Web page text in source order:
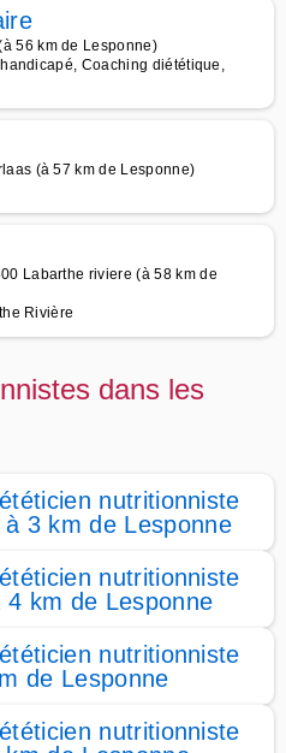
56 km de Lesponne)
Coaching diététique,
(à 57 km de Lesponne)
Labarthe riviere (à 58 km de
Rivière
dans les
nutritionniste
3 km de Lesponne
nutritionniste
km de Lesponne
nutritionniste
de Lesponne
nutritionniste